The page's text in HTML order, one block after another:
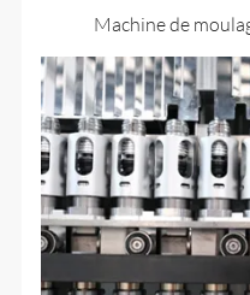
Machine de